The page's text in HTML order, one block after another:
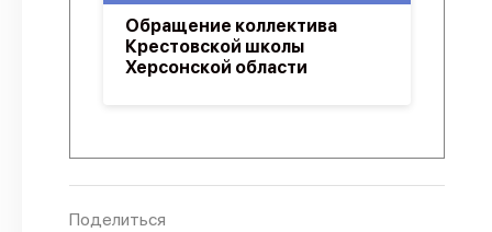
Обращение коллектива
Крестовской школы
Херсонской области
Поделиться